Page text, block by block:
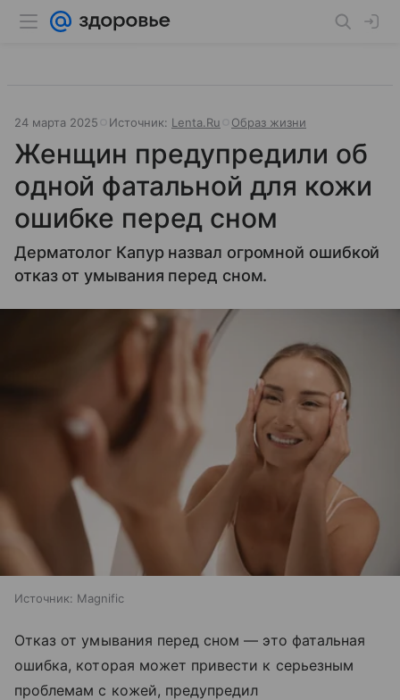
24 марта 2025 Источник: Lenta.Ru Образ жизни
Женщин предупредили об
одной фатальной для кожи
ошибке перед сном
Дерматолог Капур назвал огромной ошибкой
отказ от умывания перед сном.
Источник: Magnific
Отказ от умывания перед сном — это фатальная
ошибка, которая может привести к серьезным
проблемам с кожей, предупредил